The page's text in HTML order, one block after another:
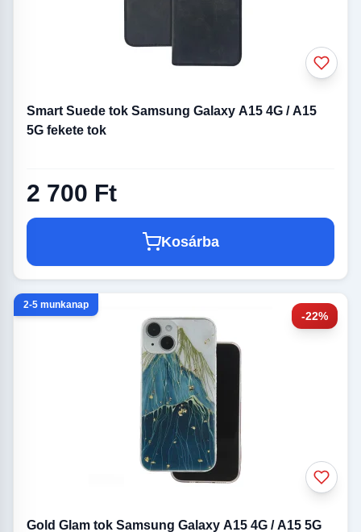
Smart Suede tok Samsung Galaxy A15 4G / A15
5G fekete tok
2 700 Ft
Kosárba
-22%
2-5 munkanap
Gold Glam tok Samsung Galaxy A15 4G / A15 5G